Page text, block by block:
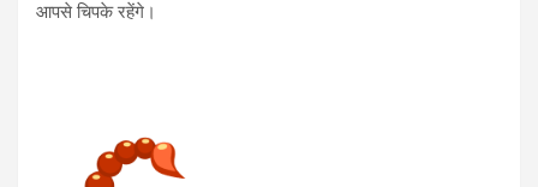
आपसे चिपके रहेंगे।